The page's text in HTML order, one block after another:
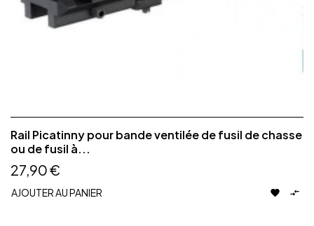
Rail Picatinny pour bande ventilée de fusil de chasse
ou de fusil à...
27,90 €
AJOUTER AU PANIER  